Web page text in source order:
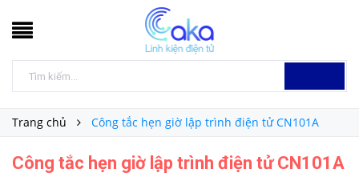
Trang chủ Công tắc hẹn giờ lập trình điện tử CN101A
Công tắc hẹn giờ lập trình điện tử CN101A